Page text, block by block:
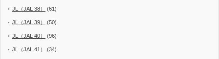
JL（JAL 38） (61)
JL（JAL 39） (50)
JL（JAL 40） (96)
JL（JAL 41） (34)